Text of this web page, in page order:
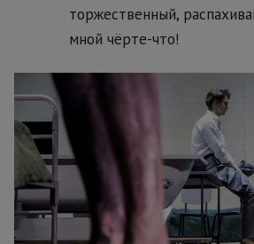
торжественный,
мной чёрте-что!